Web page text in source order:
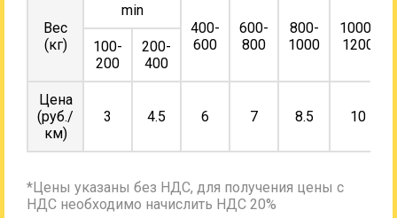
Вес
(кг)
min
400-
600
600-
800
800-
1000
1000-
1200
100-
200
200-
400
Цена
(руб./
км)
3 4.5 6 7 8.5 10
*Цены указаны без НДС, для получения цены с
НДС необходимо начислить НДС 20%